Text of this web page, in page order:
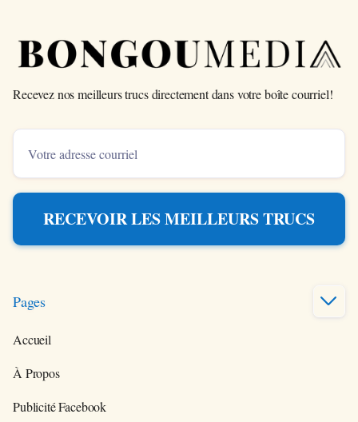
Recevez nos meilleurs trucs directement dans votre boîte courriel!
Pages 
Accueil
À Propos
Publicité Facebook